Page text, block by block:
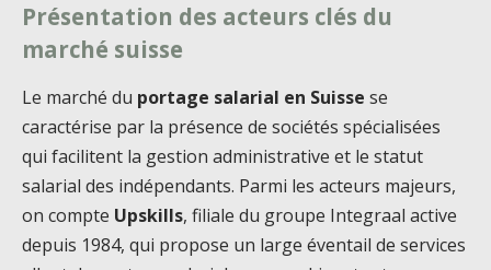
Présentation des acteurs clés du
marché suisse
Le marché du portage salarial en Suisse se
caractérise par la présence de sociétés spécialisées
qui facilitent la gestion administrative et le statut
salarial des indépendants. Parmi les acteurs majeurs,
on compte Upskills, filiale du groupe Integraal active
depuis 1984, qui propose un large éventail de services